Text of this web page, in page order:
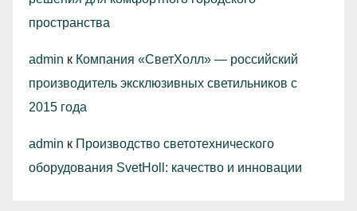
пространства
admin к Компания «СветХолл» — российский
производитель эксклюзивных светильников с
2015 года
admin к Производство светотехнического
оборудования SvetHoll: качество и инновации